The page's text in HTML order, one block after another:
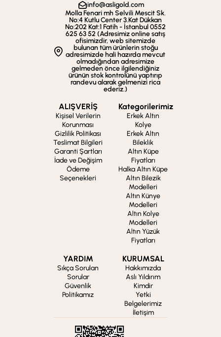
info@asligold.com
Molla Fenari mh Selvili Mescit Sk.
No:4 Kutlu Center 3.Kat Dükkan
No:202 Kat:1 Fatih - İstanbul 0552
625 63 52 (Adresimiz online satış
ofisimizdir, web sitemizde
bulunan tüm ürünlerin stoğu
adresimizde hali hazırda mevcut
olmadığından adresimize
gelmeden önce ilgilendiğiniz
ürünün stok kontrolünü yaptırıp
randevu alarak gelmenizi rica
ederiz.)
ALIŞVERİŞ
Kişisel Verilerin
Korunması
Gizlilik Politikası
Teslimat Bilgileri
Garanti Şartları
İade ve Değişim
Ödeme
Seçenekleri
Kategorilerimiz
Erkek Altın
Kolye
Erkek Altın
Bileklik
Altın Küpe
Fiyatları
Halka Altın Küpe
Altın Bilezik
Modelleri
Altın Künye
Modelleri
Altın Kolye
Modelleri
Altın Yüzük
Fiyatları
YARDIM
Sıkça Sorulan
Sorular
Güvenlik
Politikamız
KURUMSAL
Hakkımızda
Aslı Yıldırım
Kimdir
Yetki
Belgelerimiz
İletişim